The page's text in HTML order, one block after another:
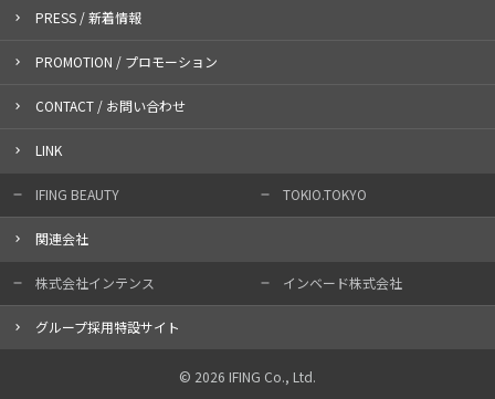
PRESS / 新着情報
PROMOTION / プロモーション
CONTACT / お問い合わせ
LINK
IFING BEAUTY TOKIO.TOKYO
関連会社
株式会社インテンス インベード株式会社
グループ採用特設サイト
© 2026 IFING Co., Ltd.